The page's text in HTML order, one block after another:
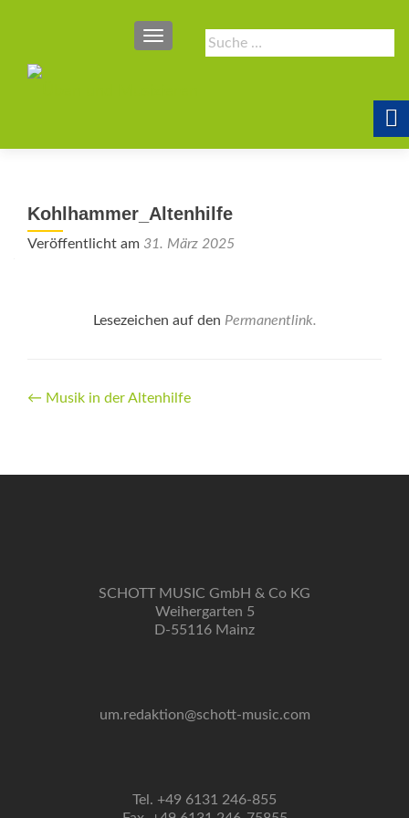
Suche
nach:
SCHALTE NAVIGATION
Kohlhammer_Altenhilfe
Veröffentlicht am 31. März 2025
Lesezeichen auf den Permanentlink.
Beitrags-
← Musik in der Altenhilfe
SCHOTT MUSIC GmbH & Co KG
Weihergarten 5
D-55116 Mainz
um.redaktion@schott-music.com
Tel. +49 6131 246-855